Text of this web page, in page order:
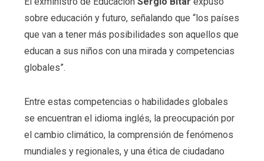
sobre educación y futuro, señalando que “los países
que van a tener más posibilidades son aquellos que
educan a sus niños con una mirada y competencias
globales”.
Entre estas competencias o habilidades globales
se encuentran el idioma inglés, la preocupación por
el cambio climático, la comprensión de fenómenos
mundiales y regionales, y una ética de ciudadano